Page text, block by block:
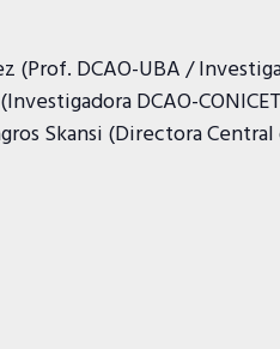
(Prof. DCAO-UBA /
DCAO-
Skansi (Directora